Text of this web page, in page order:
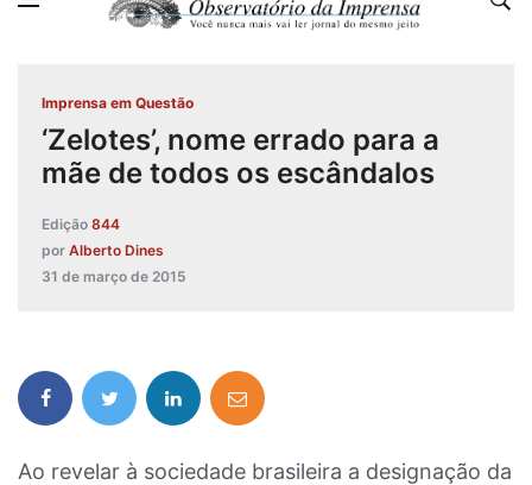
Imprensa em Questão
‘Zelotes’, nome errado para a
mãe de todos os escândalos
Edição 844
por Alberto Dines
31 de março de 2015
Ao revelar à sociedade brasileira a designação da